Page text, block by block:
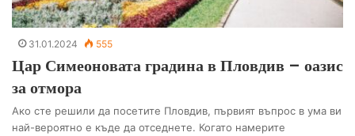
31.01.2024 555
Цар Симеоновата градина в Пловдив – оазис
за отмора
Ако сте решили да посетите Пловдив, първият въпрос в ума ви
най-вероятно е къде да отседнете. Когато намерите